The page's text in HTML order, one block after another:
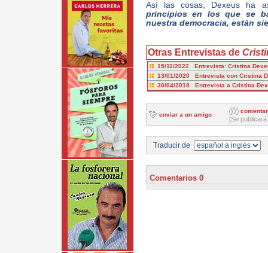
Así las cosas, Dexeus ha
principios en los que se
nuestra democracia, están
Otras Entrevistas de
15/11/2022 Entrevista: Cristina
13/01/2020 Entrevista con Cristina
30/04/2018 Entrevista a Cristina
enviar a un amigo
comentar
[Se
Traducir de
Comentarios 0